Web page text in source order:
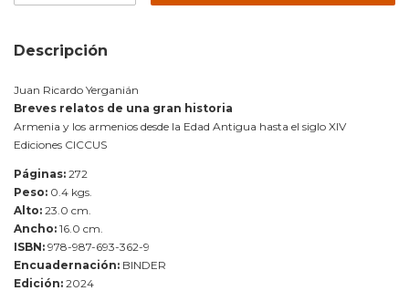
Descripción
Juan Ricardo Yerganián
Breves relatos de una gran historia
Armenia y los armenios desde la Edad Antigua hasta el siglo XIV
Ediciones CICCUS
Páginas: 272
Peso: 0.4 kgs.
Alto: 23.0 cm.
Ancho: 16.0 cm.
ISBN: 978-987-693-362-9
Encuadernación: BINDER
Edición: 2024